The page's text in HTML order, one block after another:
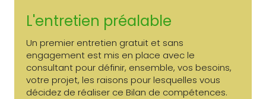
L'entretien préalable
Un premier entretien gratuit et sans
engagement est mis en place avec le
consultant pour définir, ensemble, vos besoins,
votre projet, les raisons pour lesquelles vous
décidez de réaliser ce Bilan de compétences.